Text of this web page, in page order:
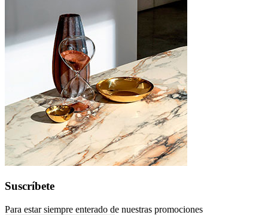
Suscríbete
Para estar siempre enterado de nuestras promociones